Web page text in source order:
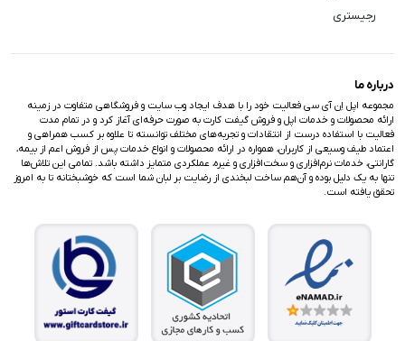
رجیستری
درباره ما
مجموعه اپل اِن آی سی فعالیت خود را با هدف ایجاد وب سایت و فروشگاهی متفاوت در زمینه
ارائه محصولات و خدمات اپل و فروش گیفت کارت به صورت حرفه‌ای آغاز کرد و در تمام مدت
فعالیت با استفاده درست از انتقادات و تجربه‌های مختلف توانسته تا علاوه بر کسب همراهی و
اعتماد طیف وسیعی از کاربران، همواره در ارائه محصولات و انواع خدمات پس از فروش اعم از بیمه،
گارانتی، خدمات نرم‌افزاری و سخت‌افزاری و غیره، عملکردی متمایز داشته باشد. تمامی این تلاش‌ها
تنها به یک دلیل بوده و آن‌هم ساخت لبخندی از رضایت بر لبان شما است که خوشبختانه تا به امروز
تحقق یافته است.